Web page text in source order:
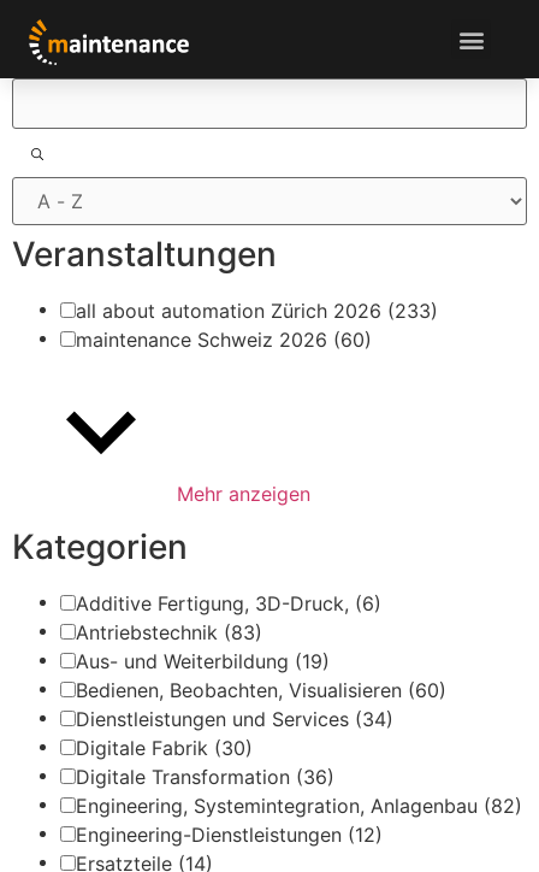
Filter
Veranstaltungen
all about automation Zürich 2026 (233)
maintenance Schweiz 2026 (60)
Mehr anzeigen
Kategorien
Additive Fertigung, 3D-Druck, (6)
Antriebstechnik (83)
Aus- und Weiterbildung (19)
Bedienen, Beobachten, Visualisieren (60)
Dienstleistungen und Services (34)
Digitale Fabrik (30)
Digitale Transformation (36)
Engineering, Systemintegration, Anlagenbau (82)
Engineering-Dienstleistungen (12)
Ersatzteile (14)